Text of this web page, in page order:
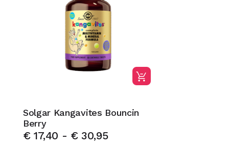
Solgar Kangavites Bouncin
Berry
€17,40 - €30,95